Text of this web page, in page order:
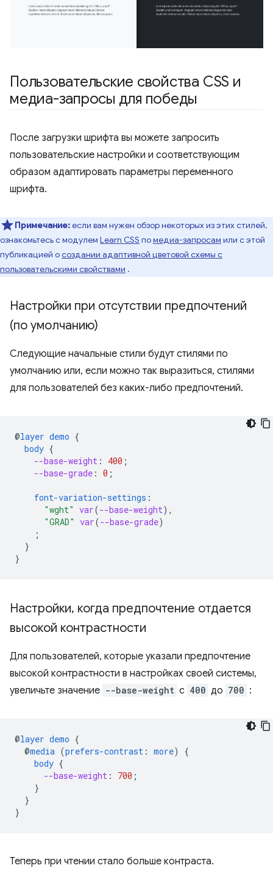
Пользовательские свойства CSS и
медиа-запросы для победы
После загрузки шрифта вы можете запросить
пользовательские настройки и соответствующим
образом адаптировать параметры переменного
шрифта.
Примечание:если вам нужен обзор некоторых из этих стилей,
ознакомьтесь с модулем Learn CSS помедиа-запросам или с этой
публикацией осоздании адаптивной цветовой схемы с
пользовательскими свойствами .
Настройки при отсутствии предпочтений
(по умолчанию)
Следующие начальные стили будут стилями по
умолчанию или, если можно так выразиться, стилями
для пользователей без каких-либо предпочтений.
@layer demo {
body {
--base-weight : 400 ;
--base-grade : 0 ;
font-variation-settings :
"wght" var(--base-weight),
"GRAD" var(--base-grade)
;
}
}
Настройки, когда предпочтение отдается
высокой контрастности
Для пользователей, которые указали предпочтение
высокой контрастности в настройках своей системы,
увеличьте значение --base-weight с 400 до 700 :
@layer demo {
@media (prefers-contrast : more)
{
body {
--base-weight : 700 ;
}
}
}
Теперь при чтении стало больше контраста.